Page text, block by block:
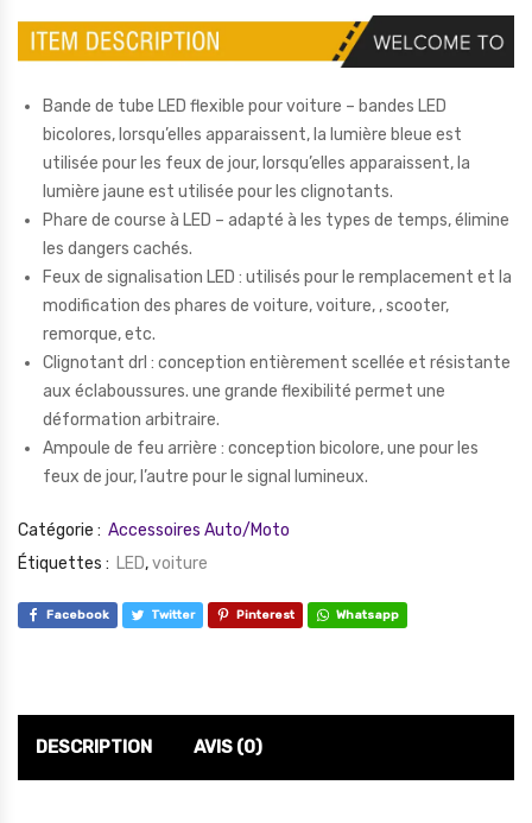
Bande de tube LED flexible pour voiture – bandes LED
bicolores, lorsqu’elles apparaissent, la lumière bleue est
utilisée pour les feux de jour, lorsqu’elles apparaissent, la
lumière jaune est utilisée pour les clignotants.
Phare de course à LED – adapté à les types de temps, élimine
les dangers cachés.
Feux de signalisation LED : utilisés pour le remplacement et la
modification des phares de voiture, voiture, , scooter,
remorque, etc.
Clignotant drl : conception entièrement scellée et résistante
aux éclaboussures. une grande flexibilité permet une
déformation arbitraire.
Ampoule de feu arrière : conception bicolore, une pour les
feux de jour, l’autre pour le signal lumineux.
Catégorie : Accessoires Auto/Moto
Étiquettes : LED,voiture
Facebook Twitter Pinterest Whatsapp
DESCRIPTION AVIS (0)